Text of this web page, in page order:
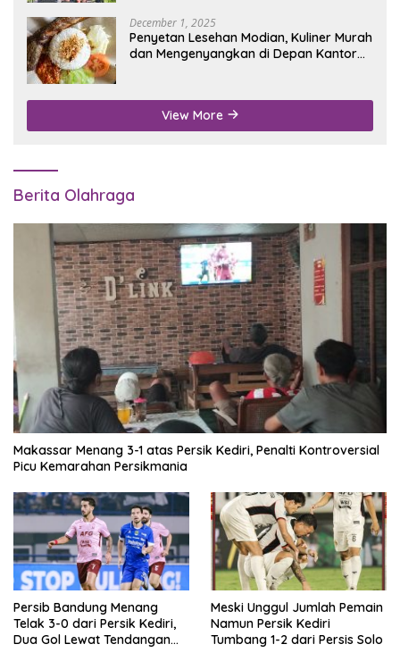
December 1, 2025
Penyetan Lesehan Modian, Kuliner Murah
dan Mengenyangkan di Depan Kantor
View More
Berita Olahraga
Makassar Menang 3-1 atas Persik Kediri, Penalti Kontroversial
Picu Kemarahan Persikmania
Persib Bandung Menang
Telak 3-0 dari Persik Kediri,
Dua Gol Lewat Tendangan
Meski Unggul Jumlah Pemain
Namun Persik Kediri
Tumbang 1-2 dari Persis Solo